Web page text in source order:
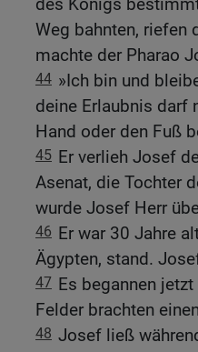
Weg bahnten, riefen
machte der Pharao
44 »Ich bin und
deine Erlaubnis darf
Hand oder den Fuß
45 Er verlieh Josef
Asenat, die Tochter
wurde Josef Herr
46 Er war 30 Jahre
Ägypten, stand.
47 Es begannen
Felder brachten
48 Josef ließ